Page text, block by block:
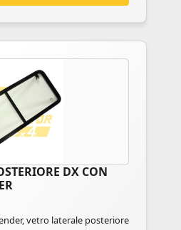
DX CON
vetro laterale posteriore